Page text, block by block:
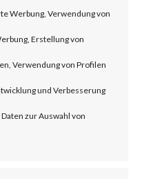
Werbung, Verwendung von
Erstellung von
Verwendung von Profilen
und Verbesserung
zur Auswahl von
This
remote
actors
in NTLM
vulnerable